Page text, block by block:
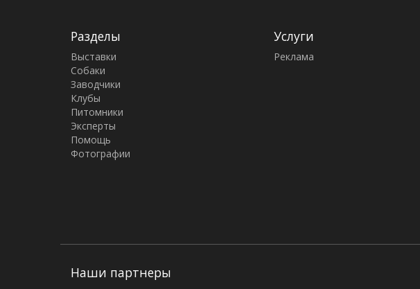
Разделы
Выставки
Собаки
Заводчики
Клубы
Питомники
Эксперты
Помощь
Фотографии
Услуги
Реклама
Наши партнеры